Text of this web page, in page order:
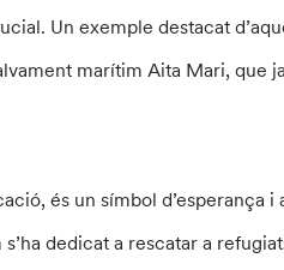
Un exemple destacat
marítim Aita Mari, que
és un símbol d’esperança
dedicat a rescatar a